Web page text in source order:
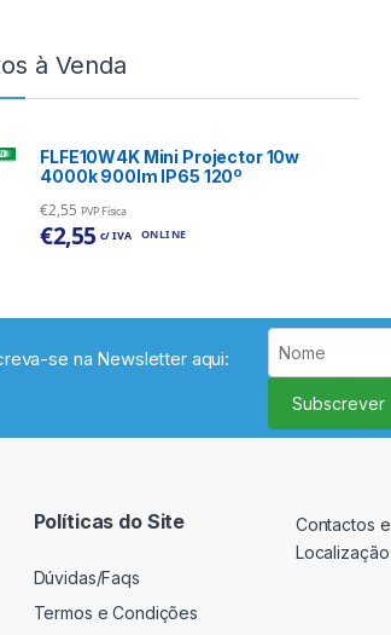
à Venda
FLFE10W4K Mini Projector 10w
4000k 900lm IP65 120º
€2,55 PVP Física
€2,55 c/ IVA ONLINE
se na Newsletter aqui:
Subscrever
Políticas do Site
Dúvidas/Faqs
Termos e Condições
Contactos e
Localização